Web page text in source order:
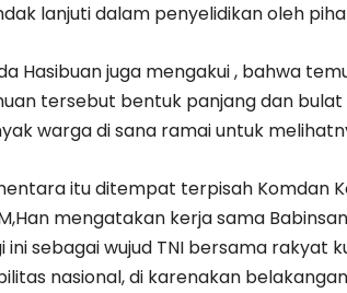
lanjuti dalam penyelidikan oleh
Hasibuan juga mengakui , bahwa
tersebut bentuk panjang dan
warga di sana ramai untuk
itu ditempat terpisah Komdan
mengatakan kerja sama
ini sebagai wujud TNI bersama rakyat
nasional, di karenakan